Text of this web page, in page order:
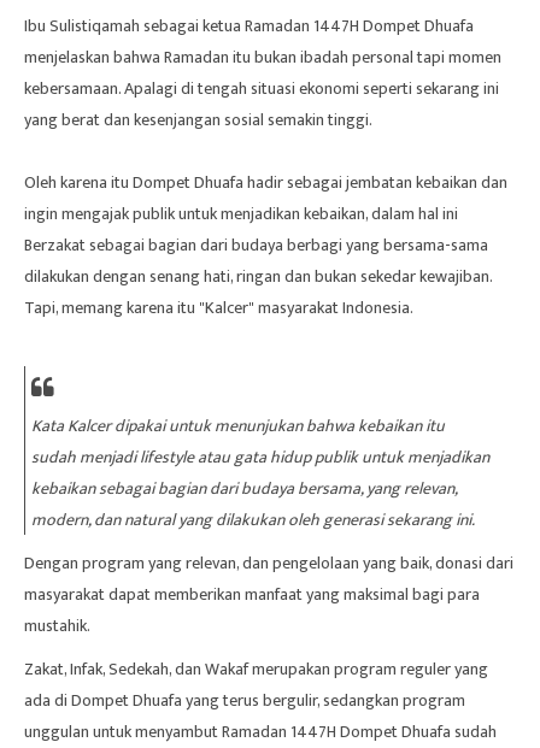
Ibu Sulistiqamah sebagai ketua Ramadan 1447H Dompet Dhuafa
menjelaskan bahwa Ramadan itu bukan ibadah personal tapi momen
kebersamaan. Apalagi di tengah situasi ekonomi seperti sekarang ini
yang berat dan kesenjangan sosial semakin tinggi.
Oleh karena itu Dompet Dhuafa hadir sebagai jembatan kebaikan dan
ingin mengajak publik untuk menjadikan kebaikan, dalam hal ini
Berzakat sebagai bagian dari budaya berbagi yang bersama-sama
dilakukan dengan senang hati, ringan dan bukan sekedar kewajiban.
Tapi, memang karena itu "Kalcer" masyarakat Indonesia.
Kata Kalcer dipakai untuk menunjukan bahwa kebaikan itu
sudah menjadi lifestyle atau gata hidup publik untuk menjadikan
kebaikan sebagai bagian dari budaya bersama, yang relevan,
modern, dan natural yang dilakukan oleh generasi sekarang ini.
Dengan program yang relevan, dan pengelolaan yang baik, donasi dari
masyarakat dapat memberikan manfaat yang maksimal bagi para
mustahik.
Zakat, Infak, Sedekah, dan Wakaf merupakan program reguler yang
ada di Dompet Dhuafa yang terus bergulir, sedangkan program
unggulan untuk menyambut Ramadan 1447H Dompet Dhuafa sudah